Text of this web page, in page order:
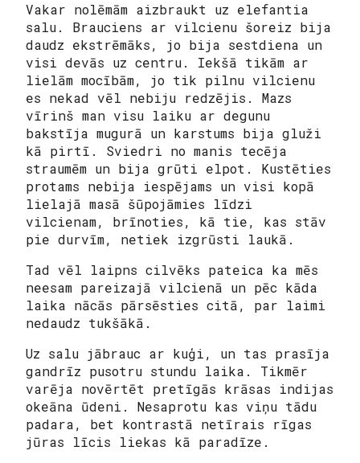
Vakar nolēmām aizbraukt uz elefantia
salu. Brauciens ar vilcienu šoreiz bija
daudz ekstrēmāks, jo bija sestdiena un
visi devās uz centru. Iekšā tikām ar
lielām mocībām, jo tik pilnu vilcienu
es nekad vēl nebiju redzējis. Mazs
vīrinš man visu laiku ar degunu
bakstīja mugurā un karstums bija gluži
kā pirtī. Sviedri no manis tecēja
straumēm un bija grūti elpot. Kustēties
protams nebija iespējams un visi kopā
lielajā masā šūpojāmies līdzi
vilcienam, brīnoties, kā tie, kas stāv
pie durvīm, netiek izgrūsti laukā.
Tad vēl laipns cilvēks pateica ka mēs
neesam pareizajā vilcienā un pēc kāda
laika nācās pārsēsties citā, par laimi
nedaudz tukšākā.
Uz salu jābrauc ar kuģi, un tas prasīja
gandrīz pusotru stundu laika. Tikmēr
varēja novērtēt pretīgās krāsas indijas
okeāna ūdeni. Nesaprotu kas viņu tādu
padara, bet kontrastā netīrais rīgas
jūras līcis liekas kā paradīze.